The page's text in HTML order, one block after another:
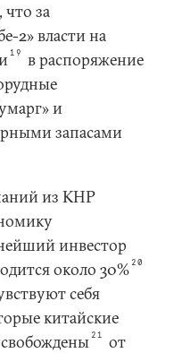
за
2» власти на
19
в распоряжение
и
запасами
из КНР
инвестор
около 30% 20
себя
китайские
21
от